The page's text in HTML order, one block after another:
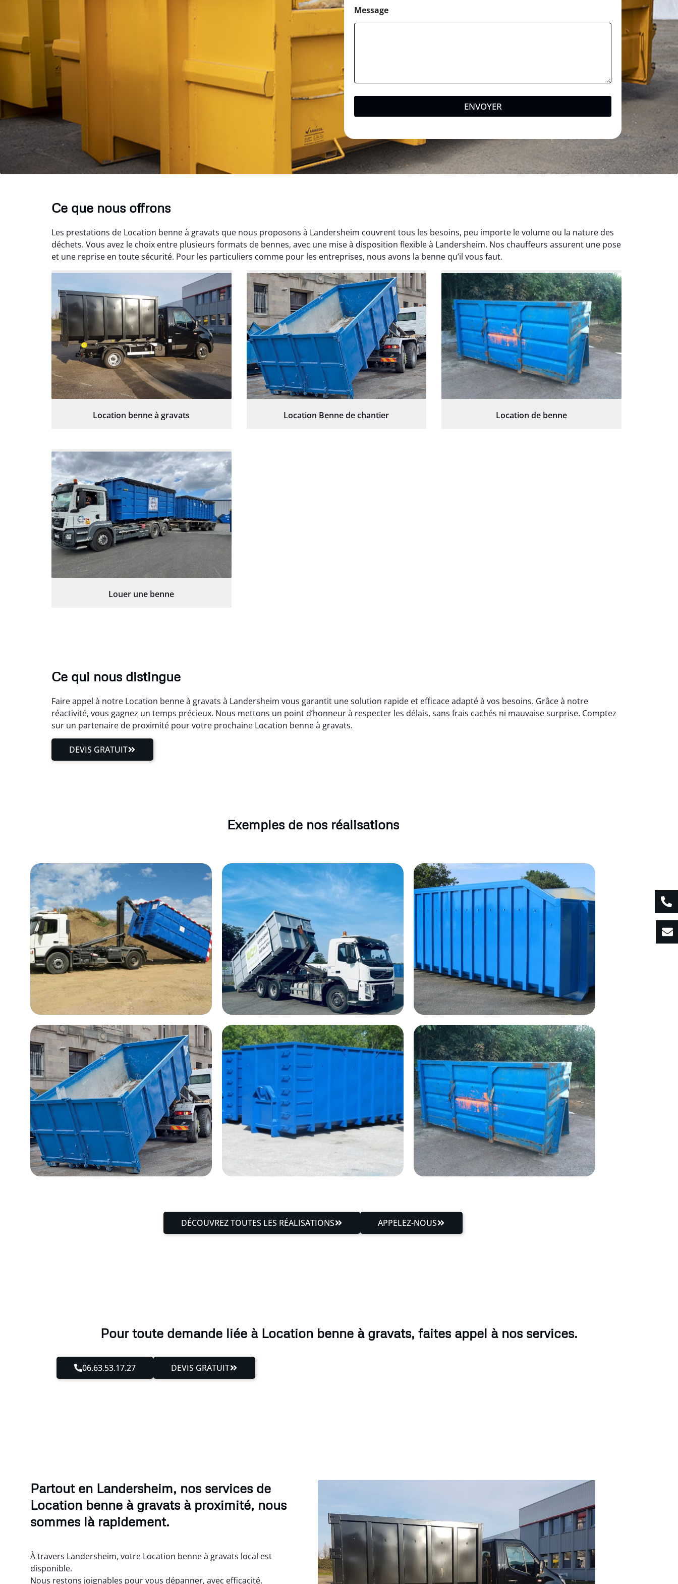
Message
ENVOYER
Ce que nous offrons
Les prestations de Location benne à gravats que nous proposons à Landersheim couvrent tous les besoins, peu importe le volume ou la nature des
déchets. Vous avez le choix entre plusieurs formats de bennes, avec une mise à disposition flexible à Landersheim. Nos chauffeurs assurent une pose
et une reprise en toute sécurité. Pour les particuliers comme pour les entreprises, nous avons la benne qu’il vous faut.
Location benne à gravats Location Benne de chantier Location de benne
Louer une benne
Ce qui nous distingue
Faire appel à notre Location benne à gravats à Landersheim vous garantit une solution rapide et efficace adapté à vos besoins. Grâce à notre
réactivité, vous gagnez un temps précieux. Nous mettons un point d’honneur à respecter les délais, sans frais cachés ni mauvaise surprise. Comptez
sur un partenaire de proximité pour votre prochaine Location benne à gravats.
DEVIS GRATUIT
Exemples de nos réalisations
DÉCOUVREZ TOUTES LES RÉALISATIONS APPELEZ-NOUS
Pour toute demande liée à Location benne à gravats, faites appel à nos services.
06.63.53.17.27 DEVIS GRATUIT
Partout en Landersheim, nos services de
Location benne à gravats à proximité, nous
sommes là rapidement.
À travers Landersheim, votre Location benne à gravats local est
disponible.
Nous restons joignables pour vous dépanner, avec efficacité.